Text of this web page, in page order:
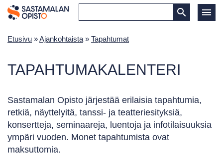
Etusivu »Ajankohtaista » Tapahtumat
TAPAHTUMAKALENTERI
Sastamalan Opisto järjestää erilaisia tapahtumia,
retkiä, näyttelyitä, tanssi- ja teatteriesityksiä,
konsertteja, seminaareja, luentoja ja infotilaisuuksia
ympäri vuoden. Monet tapahtumista ovat
maksuttomia.